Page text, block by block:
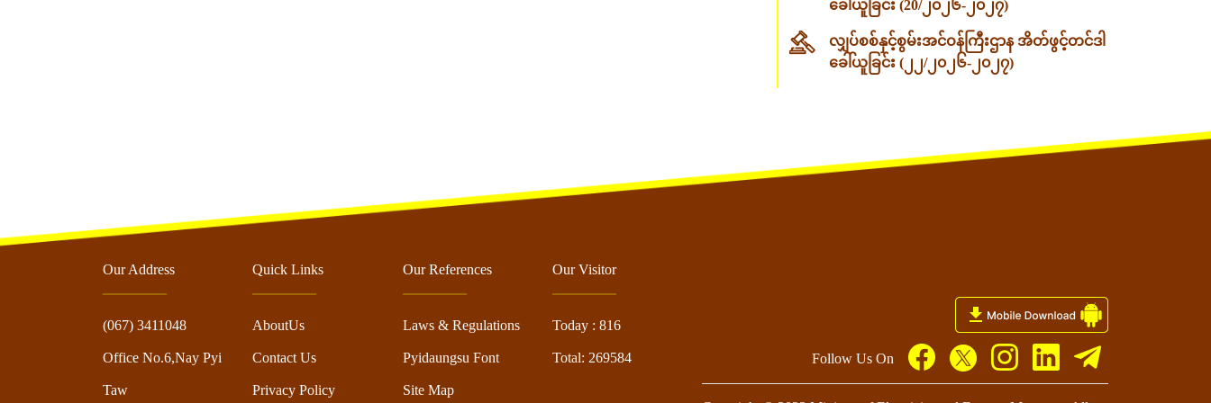
ခေါ်ယူခြင်း (20/၂၀၂၆-၂၀၂၇)
လျှပ်စစ်နှင့်စွမ်းအင်ဝန်ကြီးဌာန အိတ်ဖွင့်တင်ဒါ
ခေါ်ယူခြင်း (၂၂/၂၀၂၆-၂၀၂၇)
Our Address
(067) 3411048
Office No.6,Nay Pyi
Taw
Quick Links
AboutUs
Contact Us
Privacy Policy
Our References
Laws & Regulations
Pyidaungsu Font
Site Map
Our Visitor
Today : 816
Total: 269584 Follow Us On